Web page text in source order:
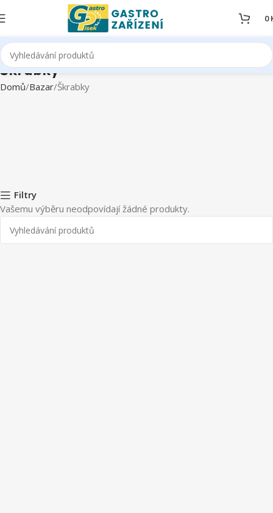
0
Škrabky
Domů Bazar Škrabky
Filtry
Vašemu výběru neodpovídají žádné produkty.